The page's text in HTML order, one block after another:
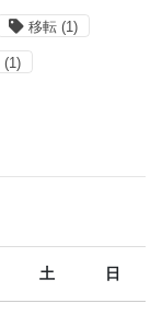
移転 (1)
(1)
土 日